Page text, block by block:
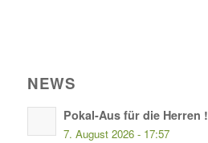
NEWS
Pokal-Aus für die Herren !
7. August 2026 - 17:57